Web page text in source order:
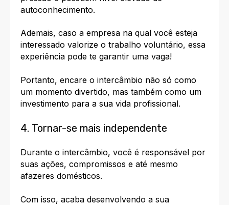
autoconhecimento.
Ademais, caso a empresa na qual você esteja
interessado valorize o trabalho voluntário, essa
experiência pode te garantir uma vaga!
Portanto, encare o intercâmbio não só como
um momento divertido, mas também como um
investimento para a sua vida profissional.
4. Tornar-se mais independente
Durante o intercâmbio, você é responsável por
suas ações, compromissos e até mesmo
afazeres domésticos.
Com isso, acaba desenvolvendo a sua